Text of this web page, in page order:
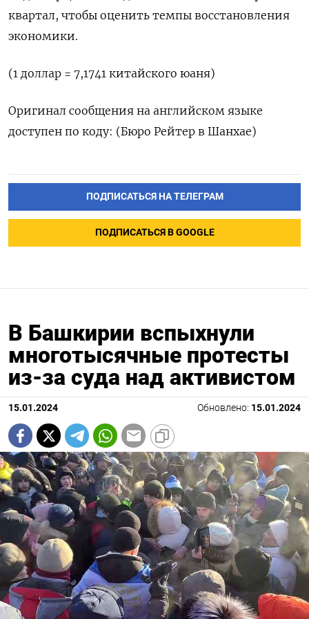
квартал, чтобы оценить темпы восстановления
экономики.
(1 доллар = 7,1741 китайского юаня)
Оригинал сообщения на английском языке
доступен по коду: (Бюро Рейтер в Шанхае)
ПОДПИСАТЬСЯ НА ТЕЛЕГРАМ
ПОДПИСАТЬСЯ В GOOGLE
В Башкирии вспыхнули
многотысячные протесты
из-за суда над активистом
15.01.2024 Обновлено: 15.01.2024